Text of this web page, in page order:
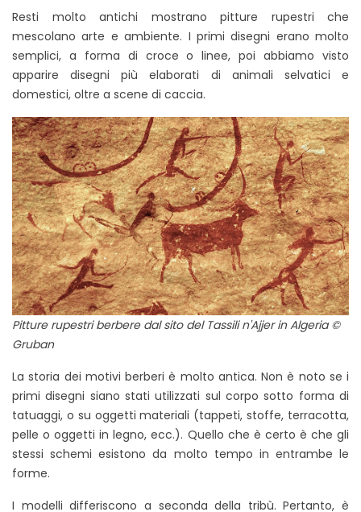
Resti molto antichi mostrano pitture rupestri che
mescolano arte e ambiente. I primi disegni erano molto
semplici, a forma di croce o linee, poi abbiamo visto
apparire disegni più elaborati di animali selvatici e
domestici, oltre a scene di caccia.
Pitture rupestri berbere dal sito del Tassili n'Ajjer in Algeria ©
Gruban
La storia dei motivi berberi è molto antica. Non è noto se i
primi disegni siano stati utilizzati sul corpo sotto forma di
tatuaggi, o su oggetti materiali (tappeti, stoffe, terracotta,
pelle o oggetti in legno, ecc.). Quello che è certo è che gli
stessi schemi esistono da molto tempo in entrambe le
forme.
I modelli differiscono a seconda della tribù. Pertanto, è